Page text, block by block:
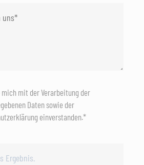
mit der Verarbeitung der
Daten sowie der
einverstanden.*